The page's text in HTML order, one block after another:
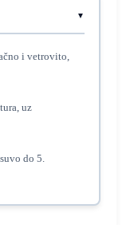
i vetrovito,
uz
do 5.